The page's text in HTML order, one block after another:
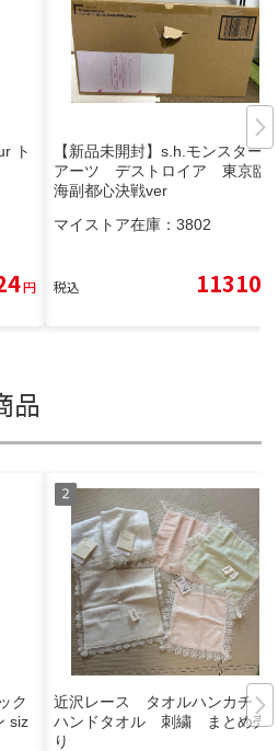
ト
円
【新品未開封】s.h.モンスター
アーツ デストロイア 東京臨
海副都心決戦ver
マイストア在庫： 3802
税込 11310
品
ク
siz
近沢レース タオルハンカチ
ハンドタオル 刺繍 まとめ売
り